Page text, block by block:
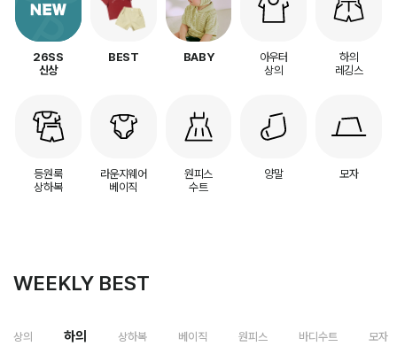
26SS
신상
BEST BABY
아우터
상의
하의
레깅스
등원룩
상하복
라운지웨어
베이직
원피스
수트
양말 모자
WEEKLY BEST
상의 하의 상하복 베이직 원피스 바디수트 모자